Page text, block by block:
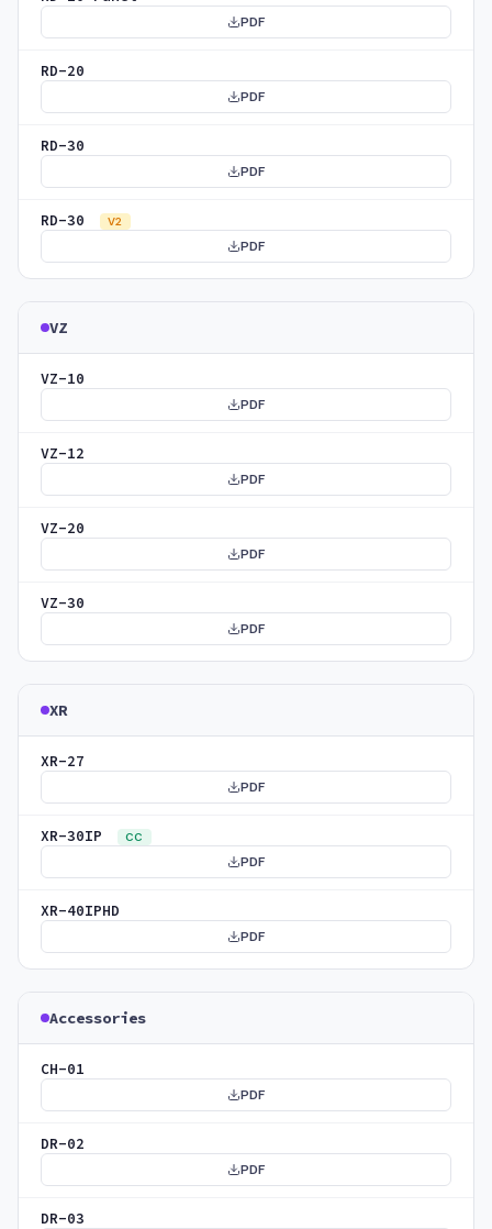
PDF
RD-20
PDF
RD-30
PDF
RD-30 V2
PDF
VZ
VZ-10
PDF
VZ-12
PDF
VZ-20
PDF
VZ-30
PDF
XR
XR-27
PDF
XR-30IP CC
PDF
XR-40IPHD
PDF
Accessories
CH-01
PDF
DR-02
PDF
DR-03